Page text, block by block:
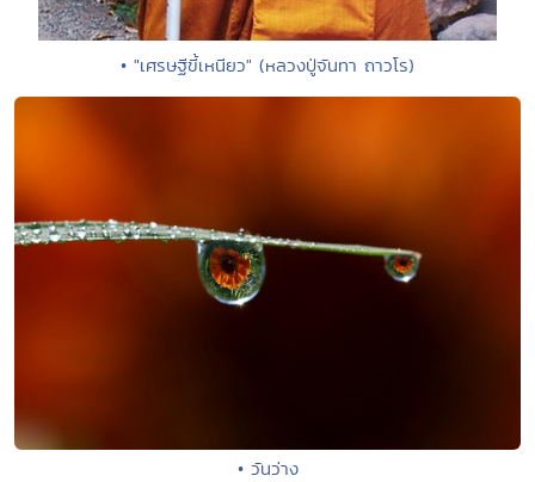
• "เศรษฐีขี้เหนียว" (หลวงปู่จันทา ถาวโร)
• วันว่าง